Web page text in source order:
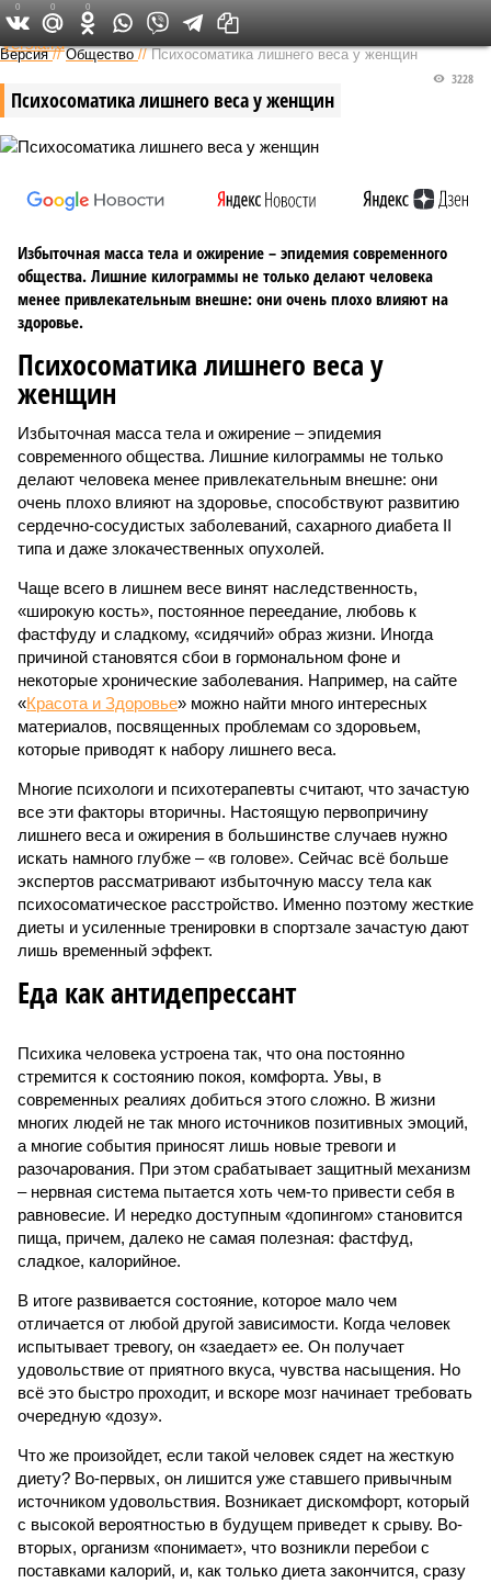
Федеральный выпуск
Версия //Общество //Психосоматика лишнего веса у женщин
Психосоматика лишнего веса у женщин
3228
Избыточная масса тела и ожирение – эпидемия современного
общества. Лишние килограммы не только делают человека
менее привлекательным внешне: они очень плохо влияют на
здоровье.
Психосоматика лишнего веса у
женщин
Избыточная масса тела и ожирение – эпидемия
современного общества. Лишние килограммы не только
делают человека менее привлекательным внешне: они
очень плохо влияют на здоровье, способствуют развитию
сердечно-сосудистых заболеваний, сахарного диабета II
типа и даже злокачественных опухолей.
Чаще всего в лишнем весе винят наследственность,
«широкую кость», постоянное переедание, любовь к
фастфуду и сладкому, «сидячий» образ жизни. Иногда
причиной становятся сбои в гормональном фоне и
некоторые хронические заболевания. Например, на сайте
«Красота и Здоровье» можно найти много интересных
материалов, посвященных проблемам со здоровьем,
которые приводят к набору лишнего веса.
Многие психологи и психотерапевты считают, что зачастую
все эти факторы вторичны. Настоящую первопричину
лишнего веса и ожирения в большинстве случаев нужно
искать намного глубже – «в голове». Сейчас всё больше
экспертов рассматривают избыточную массу тела как
психосоматическое расстройство. Именно поэтому жесткие
диеты и усиленные тренировки в спортзале зачастую дают
лишь временный эффект.
Еда как антидепрессант
Психика человека устроена так, что она постоянно
стремится к состоянию покоя, комфорта. Увы, в
современных реалиях добиться этого сложно. В жизни
многих людей не так много источников позитивных эмоций,
а многие события приносят лишь новые тревоги и
разочарования. При этом срабатывает защитный механизм
– нервная система пытается хоть чем-то привести себя в
равновесие. И нередко доступным «допингом» становится
пища, причем, далеко не самая полезная: фастфуд,
сладкое, калорийное.
В итоге развивается состояние, которое мало чем
отличается от любой другой зависимости. Когда человек
испытывает тревогу, он «заедает» ее. Он получает
удовольствие от приятного вкуса, чувства насыщения. Но
всё это быстро проходит, и вскоре мозг начинает требовать
очередную «дозу».
Что же произойдет, если такой человек сядет на жесткую
диету? Во-первых, он лишится уже ставшего привычным
источником удовольствия. Возникает дискомфорт, который
с высокой вероятностью в будущем приведет к срыву. Во-
вторых, организм «понимает», что возникли перебои с
поставками калорий, и, как только диета закончится, сразу
0 0 0